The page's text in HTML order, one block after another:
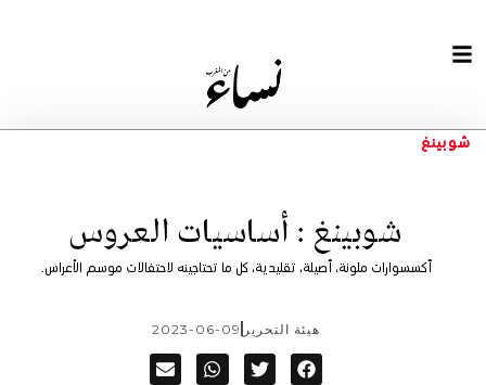
شوبينغ
شوبينغ : أساسيات العروس
أكسسوارات ملونة، أصيلة، تقليدية، كل ما تحتاجينه لاحتفالات موسم الأعراس.
هيئة التحرير 2023-06-09